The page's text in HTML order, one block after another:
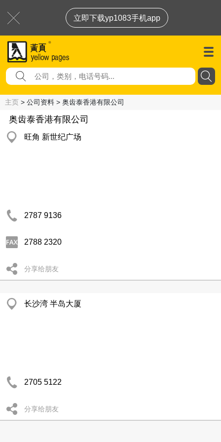
立即下载yp1083手机app
主页 > 公司资料 > 奥齿泰香港有限公司
奥齿泰香港有限公司
旺角 新世纪广场
2787 9136
2788 2320
分享给朋友
长沙湾 半岛大厦
2705 5122
分享给朋友